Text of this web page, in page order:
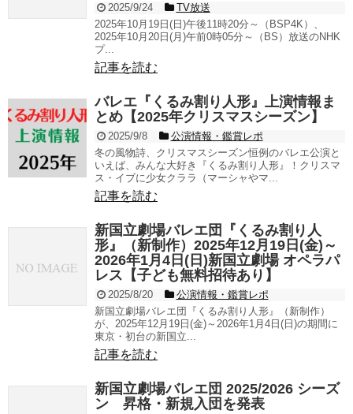
2025/9/24
TV放送
2025年10月19日(日)午後11時20分～（BSP4K）、
2025年10月20日(月)午前0時05分～（BS）放送のNHK
プ...
記事を読む
バレエ『くるみ割り人形』上演情報ま
とめ【2025年クリスマスシーズン】
2025/9/8
公演情報・鑑賞レポ
冬の風物詩、クリスマスシーズン恒例のバレエ公演と
いえば、みんな大好き『くるみ割り人形』！クリスマ
ス・イブに少女クララ（マーシャやマ...
記事を読む
新国立劇場バレエ団『くるみ割り人
形』（新制作）2025年12月19日(金)～
2026年1月4日(日)新国立劇場 オペラパ
レス【子ども無料招待あり】
2025/8/20
公演情報・鑑賞レポ
新国立劇場バレエ団『くるみ割り人形』（新制作）
が、2025年12月19日(金)～2026年1月4日(日)の期間に
東京・初台の新国立...
記事を読む
新国立劇場バレエ団 2025/2026 シーズ
ン 昇格・新規入団を発表